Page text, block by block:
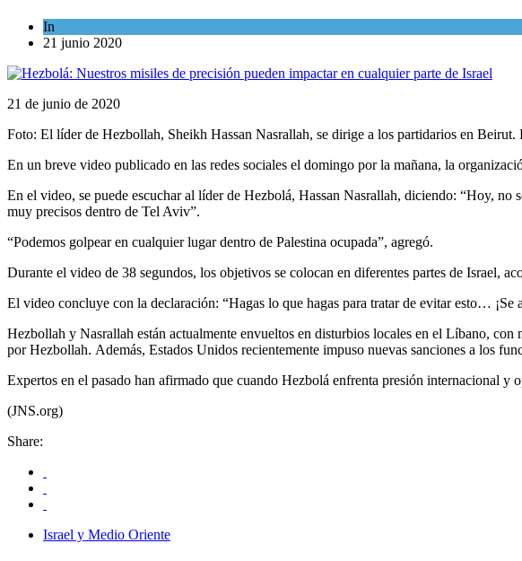
In
21 junio 2020
21 de junio de 2020
Foto: El líder de Hezbollah, Sheikh Hassan Nasrallah, se dirige a los partidarios en Beirut.
En un breve video publicado en las redes sociales el domingo por la mañana, la
En el video, se puede escuchar al líder de Hezbolá, Hassan Nasrallah, diciendo: “Hoy,
muy precisos dentro de Tel Aviv”.
“Podemos golpear en cualquier lugar dentro de Palestina ocupada”, agregó.
Durante el video de 38 segundos, los objetivos se colocan en diferentes partes de Israel,
El video concluye con la declaración: “Hagas lo que hagas para tratar de evitar esto… ¡Se
Hezbollah y Nasrallah están actualmente envueltos en disturbios locales en el Líbano,
por Hezbollah. Además, Estados Unidos recientemente impuso nuevas sanciones a los
Expertos en el pasado han afirmado que cuando Hezbolá enfrenta presión internacional
(JNS.org)
Share:
Israel y Medio Oriente